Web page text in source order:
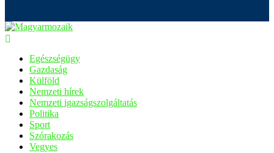
Egészségügy
Gazdaság
Külföld
Nemzeti hírek
Nemzeti igazságszolgáltatás
Politika
Sport
Szórakozás
Vegyes